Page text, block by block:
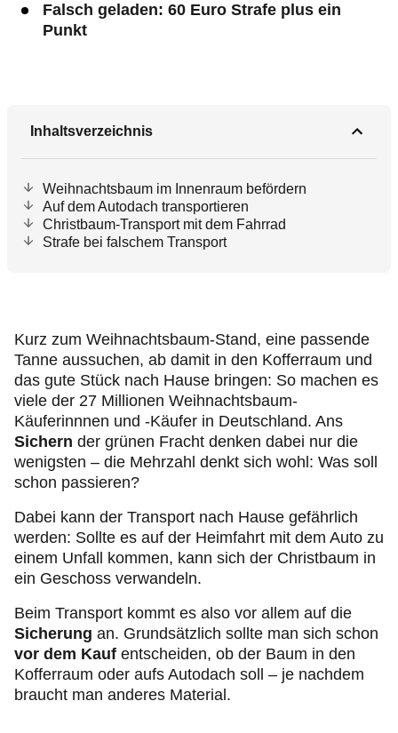
Falsch geladen: 60 Euro Strafe plus ein
Punkt
Inhaltsverzeichnis
Weihnachtsbaum im Innenraum befördern
Auf dem Autodach transportieren
Christbaum-Transport mit dem Fahrrad
Strafe bei falschem Transport
Kurz zum Weihnachtsbaum-Stand, eine passende
Tanne aussuchen, ab damit in den Kofferraum und
das gute Stück nach Hause bringen: So machen es
viele der 27 Millionen Weihnachtsbaum-
Käuferinnnen und -Käufer in Deutschland. Ans
Sichern der grünen Fracht denken dabei nur die
wenigsten – die Mehrzahl denkt sich wohl: Was soll
schon passieren?
Dabei kann der Transport nach Hause gefährlich
werden: Sollte es auf der Heimfahrt mit dem Auto zu
einem Unfall kommen, kann sich der Christbaum in
ein Geschoss verwandeln.
Beim Transport kommt es also vor allem auf die
Sicherung an. Grundsätzlich sollte man sich schon
vor dem Kauf entscheiden, ob der Baum in den
Kofferraum oder aufs Autodach soll – je nachdem
braucht man anderes Material.